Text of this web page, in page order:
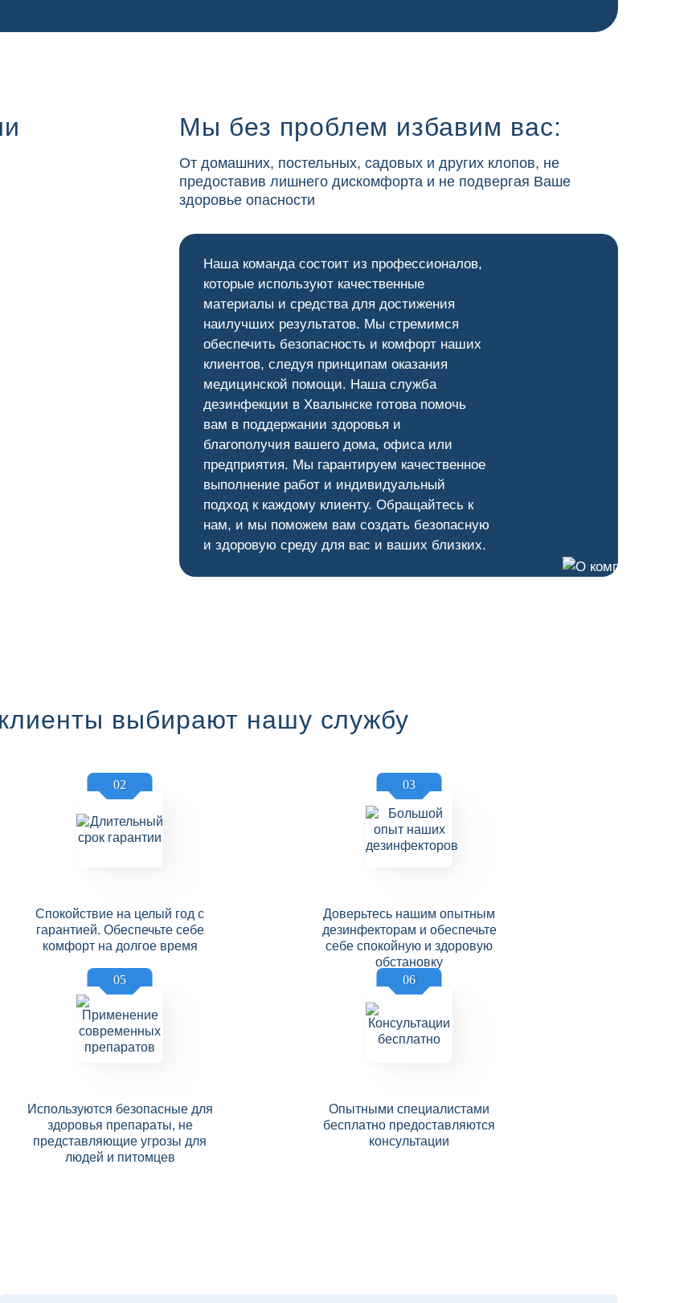
Мы без проблем избавим вас:
От домашних, постельных, садовых и других клопов, не
предоставив лишнего дискомфорта и не подвергая Ваше
здоровье опасности
Наша команда состоит из профессионалов,
которые используют качественные
материалы и средства для достижения
наилучших результатов. Мы стремимся
обеспечить безопасность и комфорт наших
клиентов, следуя принципам оказания
медицинской помощи. Наша служба
дезинфекции в Хвалынске готова помочь
вам в поддержании здоровья и
благополучия вашего дома, офиса или
предприятия. Мы гарантируем качественное
выполнение работ и индивидуальный
подход к каждому клиенту. Обращайтесь к
нам, и мы поможем вам создать безопасную
и здоровую среду для вас и ваших близких.
выбирают нашу службу
02
Спокойствие на целый год с
гарантией. Обеспечьте себе
комфорт на долгое время
03
Доверьтесь нашим опытным
дезинфекторам и обеспечьте
себе спокойную и здоровую
обстановку
05
Используются безопасные для
здоровья препараты, не
представляющие угрозы для
людей и питомцев
06
Опытными специалистами
бесплатно предоставляются
консультации